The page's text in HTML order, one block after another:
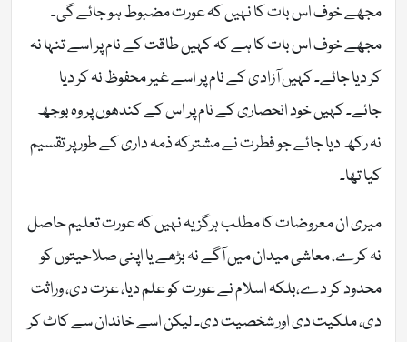
مجھے خوف اس بات کا نہیں کہ عورت مضبوط ہو جائے گی۔
مجھے خوف اس بات کا ہے کہ کہیں طاقت کے نام پر اسے تنہا نہ
کر دیا جائے۔ کہیں آزادی کے نام پر اسے غیر محفوظ نہ کر دیا
جائے۔ کہیں خود انحصاری کے نام پر اس کے کندھوں پر وہ بوجھ
نہ رکھ دیا جائے جو فطرت نے مشترکہ ذمہ داری کے طور پر تقسیم
کیا تھا۔
میری ان معروضات کا مطلب ہرگز یہ نہیں کہ عورت تعلیم حاصل
نہ کرے، معاشی میدان میں آگے نہ بڑھے یا اپنی صلاحیتوں کو
محدود کر دے،بلکہ اسلام نے عورت کو علم دیا، عزت دی، وراثت
دی، ملکیت دی اور شخصیت دی۔ لیکن اسے خاندان سے کاٹ کر